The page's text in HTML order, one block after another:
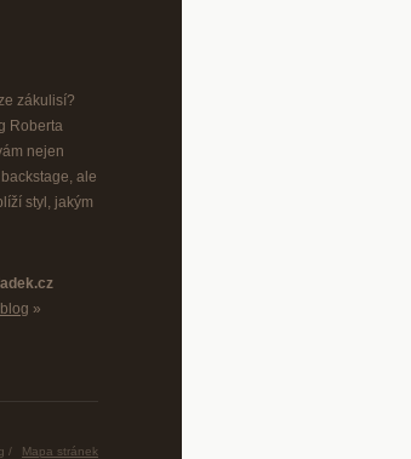
zákulisí?
Roberta
nejen
ale
styl, jakým
»
/ Mapa stránek